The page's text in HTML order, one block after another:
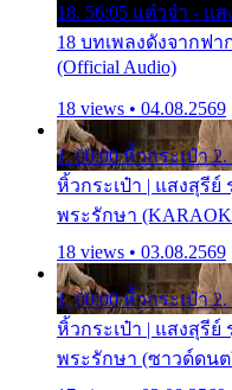
18. 56:05 แต๋วจ๋า - แ
18 บทเพลงดังจากฟ
(Official Audio)
18 views • 04.08.2569
1. 00:00 หิ้วกระเป๋า
หิ้วกระเป๋า | แสงสุรีย์
พระรักษา
18 views • 03.08.2569
1. 00:00 หิ้วกระเป๋า
หิ้วกระเป๋า | แสงสุรีย์
พระรักษา (ซาวด์ดนต